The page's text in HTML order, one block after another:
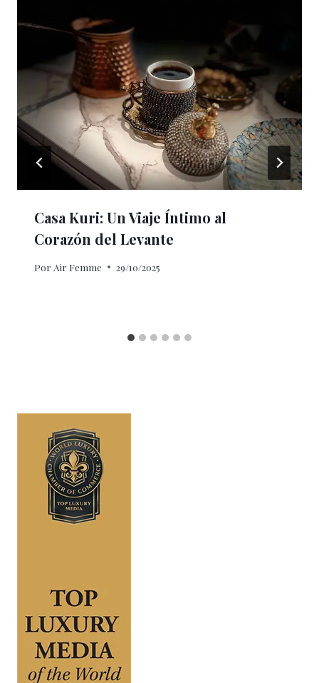
Casa Kuri: Un Viaje Íntimo al
Corazón del Levante
Por Air Femme 29/10/2025